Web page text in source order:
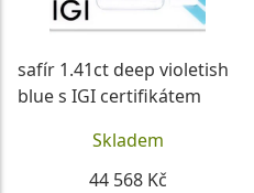
safír 1.41ct deep violetish
blue s IGI certifikátem
Skladem
44 568 Kč